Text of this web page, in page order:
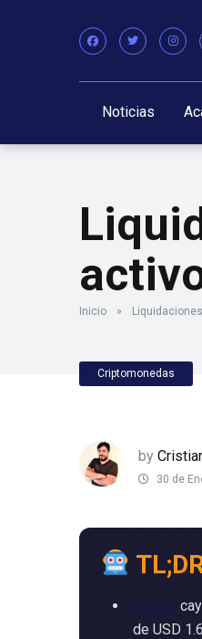
Noticias
Inicio »
Criptomonedas
by
30 de
Bitcoin
de USD